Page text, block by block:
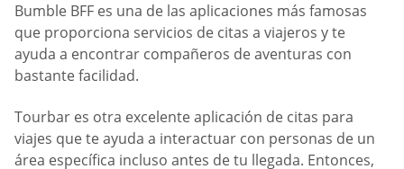
Bumble BFF es una de las aplicaciones más famosas
que proporciona servicios de citas a viajeros y te
ayuda a encontrar compañeros de aventuras con
bastante facilidad.
Tourbar es otra excelente aplicación de citas para
viajes que te ayuda a interactuar con personas de un
área específica incluso antes de tu llegada. Entonces,